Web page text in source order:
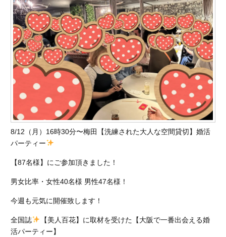
8/12（月）16時30分〜梅田【洗練された大人な空間貸切】婚活
パーティー
【87名様】にご参加頂きました！
男女比率・女性40名様 男性47名様！
今週も元気に開催致します！
全国誌
【美人百花】に取材を受けた【大阪で一番出会える婚
活パーティー】